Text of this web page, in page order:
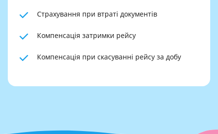
Страхування при втраті документів
Компенсація затримки рейсу
Компенсація при скасуванні рейсу за добу